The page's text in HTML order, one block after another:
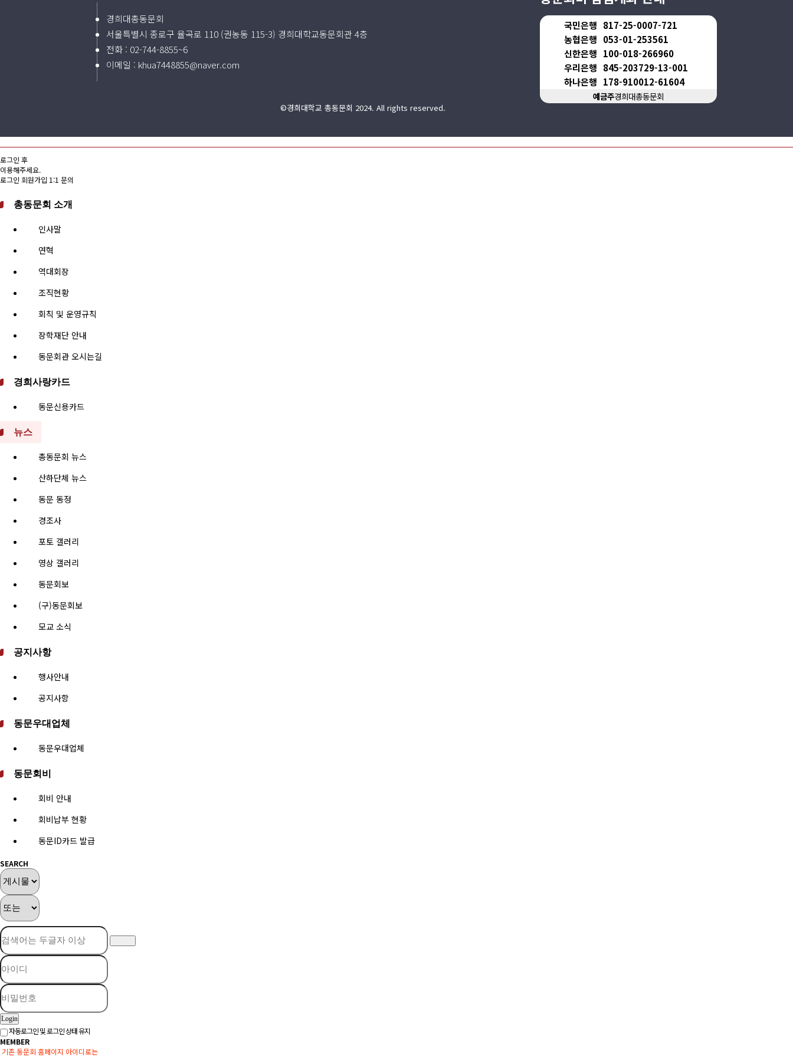
경희대총동문회
서울특별시 종로구 율곡로 110 (권농동 115-3) 경희대학교동문회관 4층
전화 : 02-744-8855~6
이메일 : khua7448855@naver.com
국민은행 817-25-0007-721
농협은행 053-01-253561
신한은행 100-018-266960
우리은행 845-203729-13-001
하나은행 178-910012-61604
예금주경희대총동문회
©경희대학교 총동문회 2024. All rights reserved.
로그인 후
이용해주세요.
로그인 회원가입 1:1 문의
총동문회 소개
인사말
연혁
역대회장
조직현황
회칙 및 운영규칙
장학재단 안내
동문회관 오시는길
경희사랑카드
동문신용카드
뉴스
총동문회 뉴스
산하단체 뉴스
동문 동정
경조사
포토 갤러리
영상 갤러리
동문회보
(구)동문회보
모교 소식
공지사항
행사안내
공지사항
동문우대업체
동문우대업체
동문회비
회비 안내
회비납부 현황
동문ID카드 발급
SEARCH
Login
자동로그인 및 로그인 상태 유지
MEMBER
기존 동문회 홈페이지 아이디로는